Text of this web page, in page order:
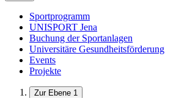
Sportprogramm
UNISPORT Jena
Buchung der Sportanlagen
Universitäre Gesundheitsförderung
Events
Projekte
Zur Ebene 1